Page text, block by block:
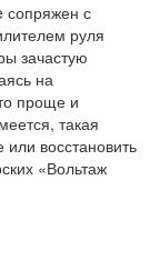
сопряжен с
руля
зачастую
на
проще и
такая
восстановить
«Вольтаж